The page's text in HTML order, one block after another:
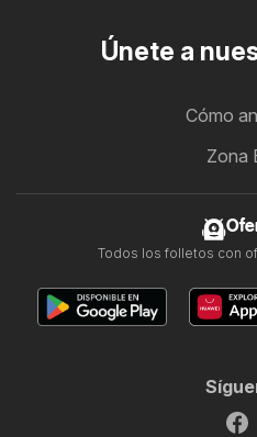
Únete a
Cómo
Zona
Todos los folletos con